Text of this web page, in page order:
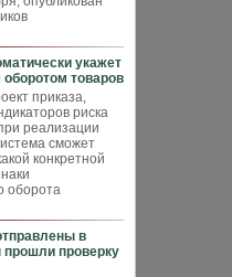
укажет
товаров
приказа,
риска
реализации
сможет
конкретной
оборота
в
проверку